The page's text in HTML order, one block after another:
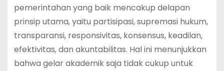
pemerintahan yang baik mencakup delapan
prinsip utama, yaitu partisipasi, supremasi hukum,
transparansi, responsivitas, konsensus, keadilan,
efektivitas, dan akuntabilitas. Hal ini menunjukkan
bahwa gelar akademik saja tidak cukup untuk